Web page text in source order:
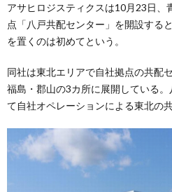
アサヒロジスティクスは10月23日、
点「八戸共配センター」を開設する
を置くのは初めてという。
同社は東北エリアで自社拠点の共配
福島・郡山の3カ所に展開している
て自社オペレーションによる東北の